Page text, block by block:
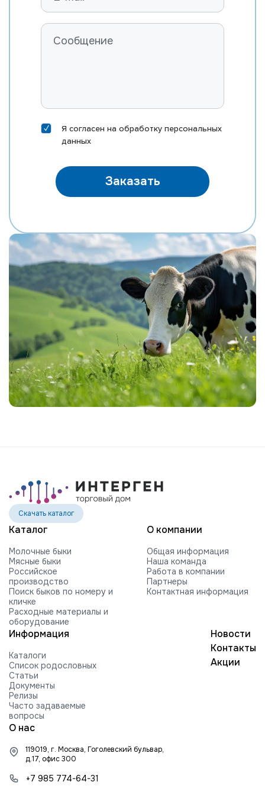
FARNEAR B-BOB MASTER-ET
RI-VAL-RE MOD MCCORD-P-ET
MR SILVER NAUTICAL-ET
MR NOBLE NEPOLEAN
MR SUPERHERO NEXUS-ET
MR RUBICON NICHE-ET
MR SPRING NIGHTHAWK-ET
MR MT NIGHTLIFE 31444-ET
MR TROY NIGHTSTICK 61156-ET
MR SPRING NOBLE 2-ETN
MR SUPERHERO NOLAN-ET
MR WINGS NORTON-ET
EDG DIRECTOR OPTIC-ET
POTTERS-FIELD PAVETHEWAY-TW
TEEMAR MODESTY RATE-ET
GENOSOURCE DELTA REGMA-ET
VOGUE REVIVAL-RED-ET
HILMAR C ROCKFORD-ET
FARNEAR-BH MOGUL ROCKY-ET
FARNEAR ROXY B 54505-ET G +2416
Edg RUBICON-ET
EDG COIN RUEBEN 25004-ET
BUTLERVIEW SHUT-OUT-ET
BRYHILL SOCRATES P-ETN
TRAMILDA MISSO SOLO-ET
EDG PRE STANLEY 25021-ET
DELICIOUS H-NOON TAMPA-ET
Я согласен на обработку персональных
данных
Заказать
Скачать каталог
Каталог
Молочные быки
Мясные быки
Российское
производство
Поиск быков по номеру и
кличке
Расходные материалы и
оборудование
О компании
Общая информация
Наша команда
Работа в компании
Партнеры
Контактная информация
Информация
Каталоги
Список родословных
Статьи
Документы
Релизы
Часто задаваемые
вопросы
Новости
Контакты
Акции
О нас
119019, г. Москва, Гоголевский бульвар,
д.17, офис 300
+7 985 774-64-31